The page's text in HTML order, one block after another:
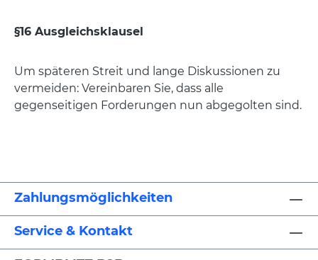
§16 Ausgleichsklausel
Um späteren Streit und lange Diskussionen zu
vermeiden: Vereinbaren Sie, dass alle
gegenseitigen Forderungen nun abgegolten sind.
Zahlungsmöglichkeiten
Service & Kontakt